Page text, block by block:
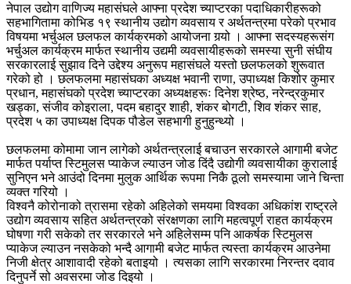
नेपाल उद्योग वाणिज्य महासंघले आफ्ना प्रदेश च्याप्टरका पदाधिकारीहरूको
सहभागितामा कोभिड १९ स्थानीय उद्योग व्यवसाय र अर्थतन्त्रमा परेको प्रभाव
विषयमा भर्चुअल छलफल कार्यक्रमको आयोजना गर्‍यो । आफ्ना सदस्यहरूसंग
भर्चुअल कार्यक्रम मार्फत स्थानीय उद्यमी व्यवसायीहरूको समस्या सुनी संघीय
सरकारलाई सुझाव दिने उद्देश्य अनुरूप महासंघले यस्तो छलफलको शुरूवात
गरेको हो । छलफलमा महासंघका अध्यक्ष भवानी राणा, उपाध्यक्ष किशोर कुमार
प्रधान, महासंघको प्रदेश च्याप्टरका अध्यक्षहरूः दिनेश श्रेष्ठ, नरेन्द्रकुमार
खड्का, संजीव कोइराला, पदम बहादुर शाही, शंकर बोगटी, शिव शंकर साह,
प्रदेश ५ का उपाध्यक्ष दिपक पौडेल सहभागी हुनुहुन्थ्यो ।
छलफलमा कोमामा जान लागेको अर्थतन्त्रलाई बचाउन सरकारले आगामी बजेट
मार्फत पर्याप्त स्टिमुलस प्याकेज ल्याउन जोड दिंदै उद्योगी व्यवसायीका कुरालाई
सुनिएन भने आउंदो दिनमा मुलुक आर्थिक रूपमा निकै ठूलो समस्यामा जाने चिन्ता
व्यक्त गरियो ।
विश्वनै कोरोनाको त्रासमा रहेको अहिलेको समयमा विश्वका अधिकांश राष्ट्रले
उद्योग व्यवसाय सहित अर्थतन्त्रको संरक्षणका लागि महत्वपूर्ण राहत कार्यक्रम
घोषणा गरी सकेको तर सरकारले भने अहिलेसम्म पनि आकर्षक स्टिमुलस
प्याकेज ल्याउन नसकेको भन्दै आगामी बजेट मार्फत त्यस्ता कार्यक्रम आउनेमा
निजी क्षेत्र आशावादी रहेको बताइयो । त्यसका लागि सरकारमा निरन्तर दवाव
दिनुपर्ने सो अवसरमा जोड दिइयो ।